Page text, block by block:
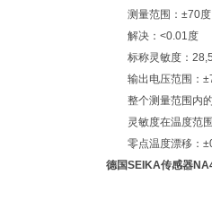
测量范围：±70度
解决：<0.01度
标称灵敏度：
输出电压范围：
整个测量范围内的
灵敏度在温度范围
零点温度漂移：
德国SEIKA传感器